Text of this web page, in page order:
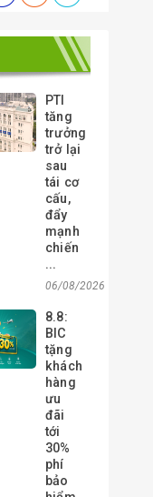
PTI
tăng
trưởng
trở lại
sau
tái cơ
cấu,
đẩy
mạnh
chiến
...
06/08/2026
8.8:
BIC
tặng
khách
hàng
ưu
đãi
tới
30%
phí
bảo